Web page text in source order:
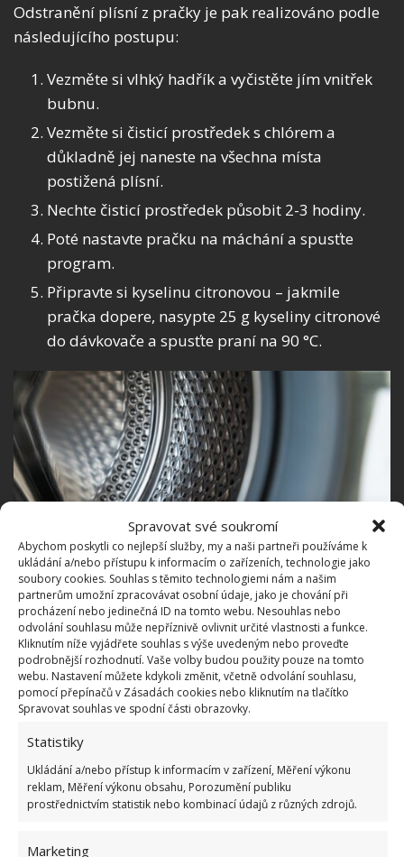
Spravovat své soukromí
Abychom poskytli co nejlepší služby, my a naši partneři používáme k
ukládání a/nebo přístupu k informacím o zařízeních, technologie jako
soubory cookies. Souhlas s těmito technologiemi nám a našim
partnerům umožní zpracovávat osobní údaje, jako je chování při
procházení nebo jedinečná ID na tomto webu. Nesouhlas nebo
odvolání souhlasu může nepříznivě ovlivnit určité vlastnosti a funkce.
Kliknutím níže vyjádřete souhlas s výše uvedeným nebo proveďte
podrobnější rozhodnutí. Vaše volby budou použity pouze na tomto
webu. Nastavení můžete kdykoli změnit, včetně odvolání souhlasu,
pomocí přepínačů v Zásadách cookies nebo kliknutím na tlačítko
Spravovat souhlas ve spodní části obrazovky.
Statistiky
Ukládání a/nebo přístup k informacím v zařízení, Měření výkonu
reklam, Měření výkonu obsahu, Porozumění publiku
prostřednictvím statistik nebo kombinací údajů z různých zdrojů.
Marketing
Odstranění plísní z pračky je pak realizováno podle
následujícího postupu:
Vezměte si vlhký hadřík a vyčistěte jím vnitřek
bubnu.
Vezměte si čisticí prostředek s chlórem a
důkladně jej naneste na všechna místa
postižená plísní.
Nechte čisticí prostředek působit 2-3 hodiny.
Poté nastavte pračku na máchání a spusťte
program.
Připravte si kyselinu citronovou – jakmile
pračka dopere, nasypte 25 g kyseliny citronové
do dávkovače a spusťte praní na 90 °C.
Fotografie: Freepik
Co dělat, abyste zabránili usazování
plísně
Jak už bylo řečeno, plíseň se množí v chladném
vlhkém prostředí, chcete-li zabránit jejímu
usazování, je potřeba pračku uvedeným způsobem
teploty, vždy nejdříve aplikujte to na nízkou teplotu